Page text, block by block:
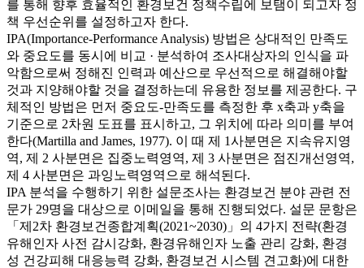
를 통해 향후 효율적인 환경보건 정책수립에 보탬이 되고자 정
책 우선순위를 설정하고자 한다.
IPA(Importance-Performance Analysis) 방법은 상대적인 만족도
와 중요도를 동시에 비교 · 분석하여 조사대상자의 인식을 파
악함으로써 정해진 인력과 예산으로 우선적으로 해결해야할
것과 지양해야할 것을 결정하는데 유용한 정보를 제공한다. 구
체적인 방법은 먼저 중요도-만족도를 측정한 후 x축과 y축을
기준으로 2차원 도표를 표시하고, 그 위치에 따라 의미를 부여
한다(Martilla and James, 1977). 이 때 제 1사분면은 지속유지영
역, 제 2 사분면은 집중노력영역, 제 3 사분면은 점진개선영역,
제 4 사분면은 과잉노력영역으로 해석된다.
IPA 분석을 수행하기 위한 설문조사는 환경보건 분야 관련 전
문가 29명을 대상으로 이메일을 통해 진행되었다. 설문 문항은
「제2차 환경보건종합계획(2021~2030)」의 4가지 전략(환경
유해인자 사전 감시강화, 환경유해인자 노출 관리 강화, 환경
성 건강피해 대응능력 강화, 환경보건 시스템 견고화)에 대한